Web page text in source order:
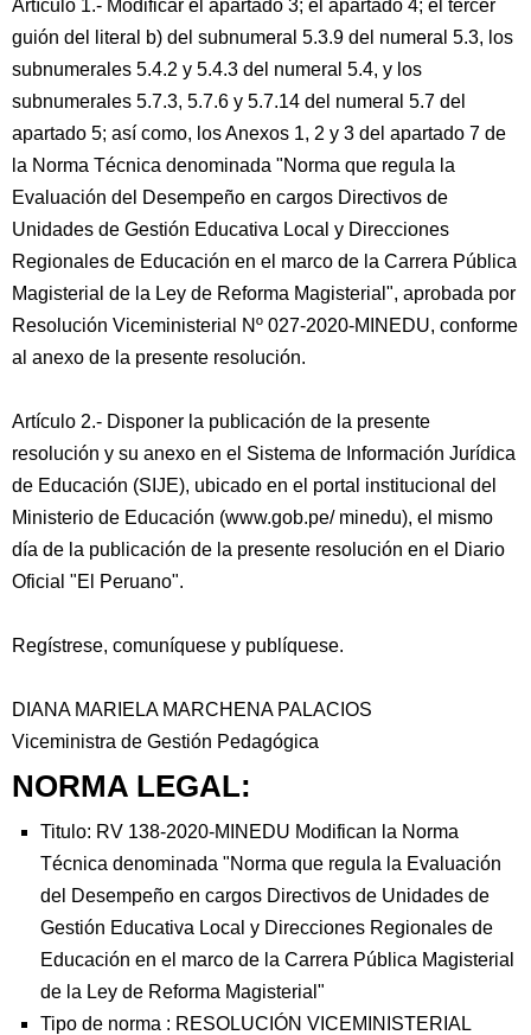
Artículo 1.- Modificar el apartado 3; el apartado 4; el tercer
guión del literal b) del subnumeral 5.3.9 del numeral 5.3, los
subnumerales 5.4.2 y 5.4.3 del numeral 5.4, y los
subnumerales 5.7.3, 5.7.6 y 5.7.14 del numeral 5.7 del
apartado 5; así como, los Anexos 1, 2 y 3 del apartado 7 de
la Norma Técnica denominada "Norma que regula la
Evaluación del Desempeño en cargos Directivos de
Unidades de Gestión Educativa Local y Direcciones
Regionales de Educación en el marco de la Carrera Pública
Magisterial de la Ley de Reforma Magisterial", aprobada por
Resolución Viceministerial Nº 027-2020-MINEDU, conforme
al anexo de la presente resolución.
Artículo 2.- Disponer la publicación de la presente
resolución y su anexo en el Sistema de Información Jurídica
de Educación (SIJE), ubicado en el portal institucional del
Ministerio de Educación (www.gob.pe/ minedu), el mismo
día de la publicación de la presente resolución en el Diario
Oficial "El Peruano".
Regístrese, comuníquese y publíquese.
DIANA MARIELA MARCHENA PALACIOS
Viceministra de Gestión Pedagógica
NORMA LEGAL:
Titulo: RV 138-2020-MINEDU Modifican la Norma
Técnica denominada "Norma que regula la Evaluación
del Desempeño en cargos Directivos de Unidades de
Gestión Educativa Local y Direcciones Regionales de
Educación en el marco de la Carrera Pública Magisterial
de la Ley de Reforma Magisterial"
Tipo de norma : RESOLUCIÓN VICEMINISTERIAL